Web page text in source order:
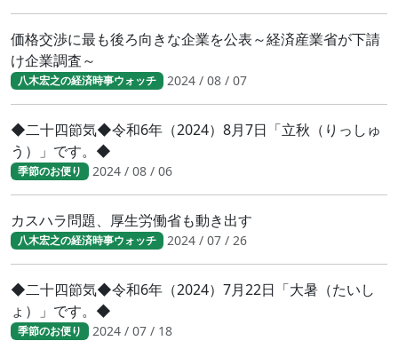
価格交渉に最も後ろ向きな企業を公表～経済産業省が下請
け企業調査～
八木宏之の経済時事ウォッチ 2024 / 08 / 07
◆二十四節気◆令和6年（2024）8月7日「立秋（りっしゅ
う）」です。◆
季節のお便り 2024 / 08 / 06
カスハラ問題、厚生労働省も動き出す
八木宏之の経済時事ウォッチ 2024 / 07 / 26
◆二十四節気◆令和6年（2024）7月22日「大暑（たいし
ょ）」です。◆
季節のお便り 2024 / 07 / 18